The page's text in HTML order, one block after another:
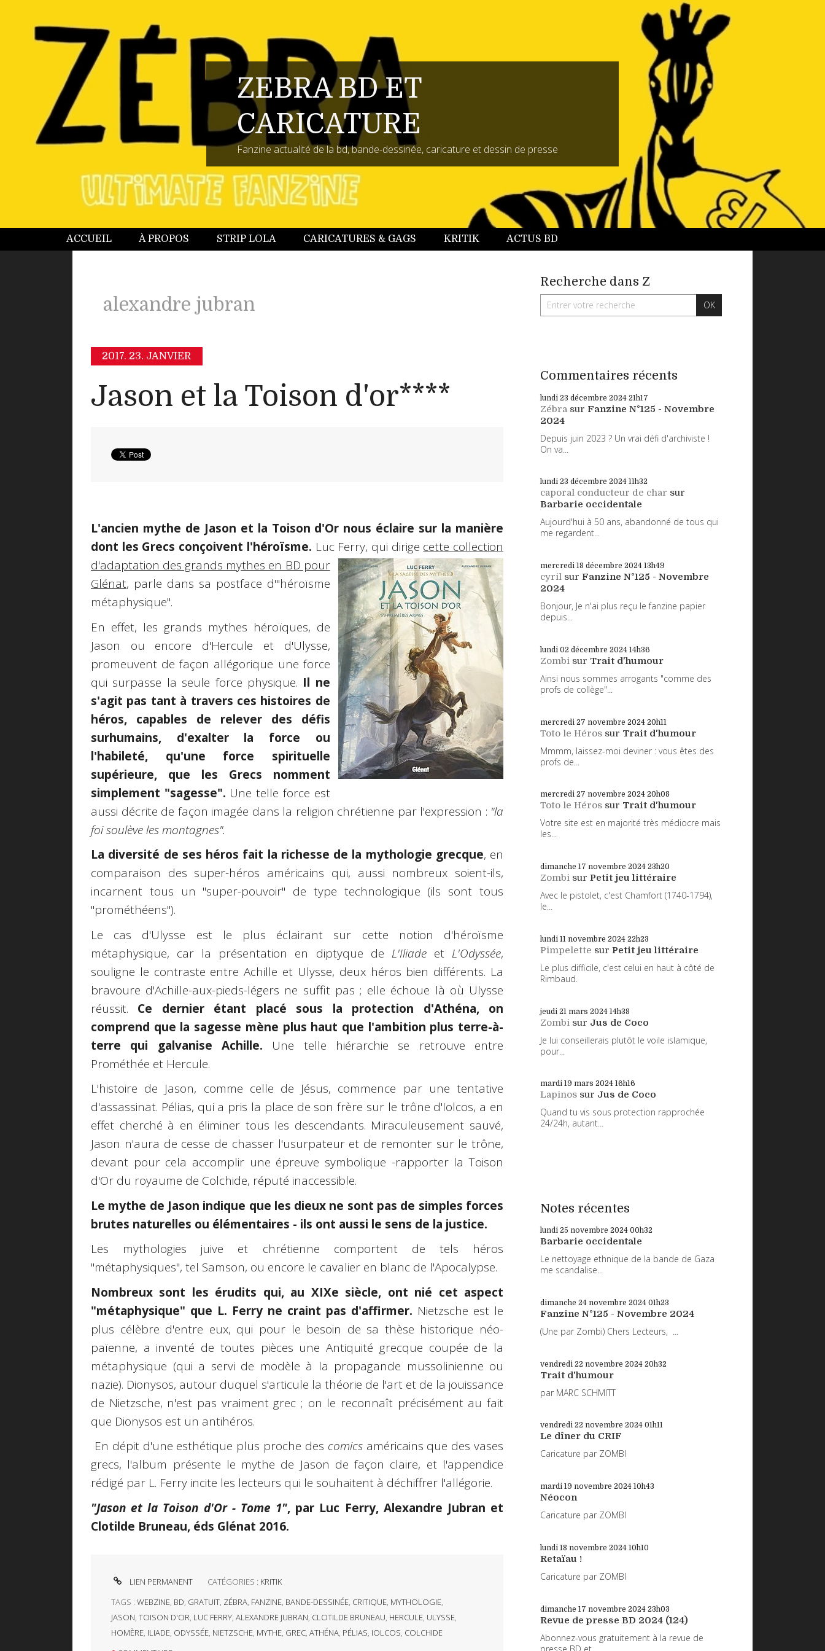
ZEBRA BD ET
CARICATURE
Fanzine actualité de la bd, bande-dessinée, caricature et dessin de presse
ACCUEIL À PROPOS STRIP LOLA CARICATURES & GAGS KRITIK ACTUS BD
alexandre jubran
2017. 23. JANVIER
Jason et la Toison d'or****
L'ancien mythe de Jason et la Toison d'Or nous éclaire sur la manière
dont les Grecs conçoivent l'héroïsme. Luc Ferry, qui dirige cette collection
d'adaptation des grands mythes en BD pour
Glénat, parle dans sa postface d'"héroïsme
métaphysique".
En effet, les grands mythes héroïques, de
Jason ou encore d'Hercule et d'Ulysse,
promeuvent de façon allégorique une force
qui surpasse la seule force physique. Il ne
s'agit pas tant à travers ces histoires de
héros, capables de relever des défis
surhumains, d'exalter la force ou
l'habileté, qu'une force spirituelle
supérieure, que les Grecs nomment
simplement "sagesse". Une telle force est
aussi décrite de façon imagée dans la religion chrétienne par l'expression : "la
foi soulève les montagnes".
La diversité de ses héros fait la richesse de la mythologie grecque, en
comparaison des super-héros américains qui, aussi nombreux soient-ils,
incarnent tous un "super-pouvoir" de type technologique (ils sont tous
"prométhéens").
Le cas d'Ulysse est le plus éclairant sur cette notion d'héroïsme
métaphysique, car la présentation en diptyque de L'Iliadeet L'Odyssée,
souligne le contraste entre Achille et Ulysse, deux héros bien différents. La
bravoure d'Achille-aux-pieds-légers ne suffit pas ; elle échoue là où Ulysse
réussit. Ce dernier étant placé sous la protection d'Athéna, on
comprend que la sagesse mène plus haut que l'ambition plus terre-à-
terre qui galvanise Achille. Une telle hiérarchie se retrouve entre
Prométhée et Hercule.
L'histoire de Jason, comme celle de Jésus, commence par une tentative
d'assassinat. Pélias, qui a pris la place de son frère sur le trône d'Iolcos, a en
effet cherché à en éliminer tous les descendants. Miraculeusement sauvé,
Jason n'aura de cesse de chasser l'usurpateur et de remonter sur le trône,
devant pour cela accomplir une épreuve symbolique -rapporter la Toison
d'Or du royaume de Colchide, réputé inaccessible.
Le mythe de Jason indique que les dieux ne sont pas de simples forces
brutes naturelles ou élémentaires - ils ont aussi le sens de la justice.
Les mythologies juive et chrétienne comportent de tels héros
"métaphysiques", tel Samson, ou encore le cavalier en blanc de l'Apocalypse.
Nombreux sont les érudits qui, au XIXe siècle, ont nié cet aspect
"métaphysique" que L. Ferry ne craint pas d'affirmer. Nietzsche est le
plus célèbre d'entre eux, qui pour le besoin de sa thèse historique néo-
païenne, a inventé de toutes pièces une Antiquité grecque coupée de la
métaphysique (qui a servi de modèle à la propagande mussolinienne ou
nazie). Dionysos, autour duquel s'articule la théorie de l'art et de la jouissance
de Nietzsche, n'est pas vraiment grec ; on le reconnaît précisément au fait
que Dionysos est un antihéros.
En dépit d'une esthétique plus proche des comicsaméricains que des vases
grecs, l'album présente le mythe de Jason de façon claire, et l'appendice
rédigé par L. Ferry incite les lecteurs qui le souhaitent à déchiffrer l'allégorie.
"Jason et la Toison d'Or - Tome 1", par Luc Ferry, Alexandre Jubran et
Clotilde Bruneau, éds Glénat 2016.
LIEN PERMANENT CATÉGORIES : KRITIK
TAGS : WEBZINE, BD, GRATUIT, ZÉBRA, FANZINE, BANDE-DESSINÉE, CRITIQUE, MYTHOLOGIE,
JASON, TOISON D'OR, LUC FERRY, ALEXANDRE JUBRAN, CLOTILDE BRUNEAU, HERCULE, ULYSSE,
HOMÈRE, ILIADE, ODYSSÉE, NIETZSCHE, MYTHE, GREC, ATHÉNA, PÉLIAS, IOLCOS, COLCHIDE
Recherche dans Z
Commentaires récents
lundi 23 décembre 2024 21h17
Zébra sur Fanzine N°125 - Novembre
2024
Depuis juin 2023 ? Un vrai défi d'archiviste !
On va...
lundi 23 décembre 2024 11h32
caporal conducteur de char sur
Barbarie occidentale
Aujourd'hui à 50 ans, abandonné de tous qui
me regardent...
mercredi 18 décembre 2024 13h49
cyril sur Fanzine N°125 - Novembre
2024
Bonjour, Je n'ai plus reçu le fanzine papier
depuis...
lundi 02 décembre 2024 14h36
Zombi sur Trait d'humour
Ainsi nous sommes arrogants "comme des
profs de collège"...
mercredi 27 novembre 2024 20h11
Toto le Héros sur Trait d'humour
Mmmm, laissez-moi deviner : vous êtes des
profs de...
mercredi 27 novembre 2024 20h08
Toto le Héros sur Trait d'humour
Votre site est en majorité très médiocre mais
les...
dimanche 17 novembre 2024 23h20
Zombi sur Petit jeu littéraire
Avec le pistolet, c'est Chamfort (1740-1794),
le...
lundi 11 novembre 2024 22h23
Pimpelette sur Petit jeu littéraire
Le plus difficile, c'est celui en haut à côté de
Rimbaud.
jeudi 21 mars 2024 14h38
Zombi sur Jus de Coco
Je lui conseillerais plutôt le voile islamique,
pour...
mardi 19 mars 2024 16h16
Lapinos sur Jus de Coco
Quand tu vis sous protection rapprochée
24/24h, autant...
Notes récentes
lundi 25 novembre 2024 00h32
Barbarie occidentale
Le nettoyage ethnique de la bande de Gaza
me scandalise...
dimanche 24 novembre 2024 01h23
Fanzine N°125 - Novembre 2024
(Une par Zombi) Chers Lecteurs, ...
vendredi 22 novembre 2024 20h32
Trait d'humour
par MARC SCHMITT
vendredi 22 novembre 2024 01h11
Le dîner du CRIF
Caricature par ZOMBI
mardi 19 novembre 2024 10h43
Néocon
Caricature par ZOMBI
lundi 18 novembre 2024 10h10
Retaïau !
Caricature par ZOMBI
dimanche 17 novembre 2024 23h03
Revue de presse BD 2024 (124)
Abonnez-vous gratuitement à la revue de
presse BD et...